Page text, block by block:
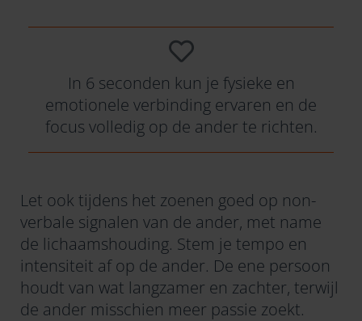
In 6 seconden kun je fysieke en
emotionele verbinding ervaren en de
focus volledig op de ander te richten.
Let ook tijdens het zoenen goed op non-
verbale signalen van de ander, met name
de lichaamshouding. Stem je tempo en
intensiteit af op de ander. De ene persoon
houdt van wat langzamer en zachter, terwijl
de ander misschien meer passie zoekt.